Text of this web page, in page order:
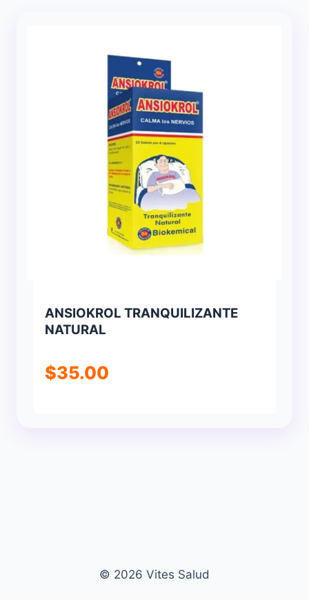
ANSIOKROL TRANQUILIZANTE
NATURAL
$35.00
© 2026 Vites Salud